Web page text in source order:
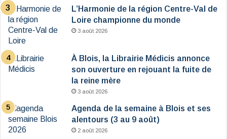
L’Harmonie de la région Centre-Val de
Loire championne du monde
3 août 2026
À Blois, la Librairie Médicis annonce
son ouverture en rejouant la fuite de
la reine mère
3 août 2026
Agenda de la semaine à Blois et ses
alentours (3 au 9 août)
2 août 2026